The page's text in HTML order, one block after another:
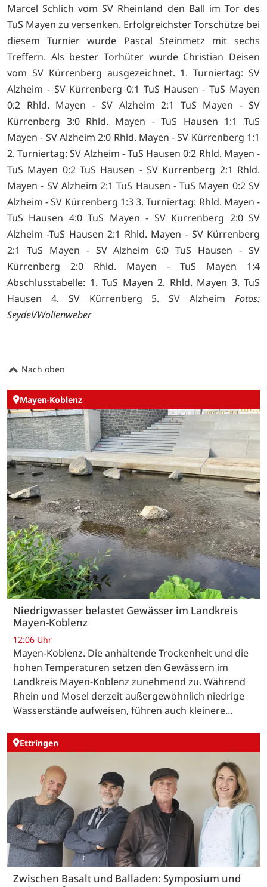
Marcel Schlich vom SV Rheinland den Ball im Tor des
TuS Mayen zu versenken. Erfolgreichster Torschütze bei
diesem Turnier wurde Pascal Steinmetz mit sechs
Treffern. Als bester Torhüter wurde Christian Deisen
vom SV Kürrenberg ausgezeichnet. 1. Turniertag: SV
Alzheim - SV Kürrenberg 0:1 TuS Hausen - TuS Mayen
0:2 Rhld. Mayen - SV Alzheim 2:1 TuS Mayen - SV
Kürrenberg 3:0 Rhld. Mayen - TuS Hausen 1:1 TuS
Mayen - SV Alzheim 2:0 Rhld. Mayen - SV Kürrenberg 1:1
2. Turniertag: SV Alzheim - TuS Hausen 0:2 Rhld. Mayen -
TuS Mayen 0:2 TuS Hausen - SV Kürrenberg 2:1 Rhld.
Mayen - SV Alzheim 2:1 TuS Hausen - TuS Mayen 0:2 SV
Alzheim - SV Kürrenberg 1:3 3. Turniertag: Rhld. Mayen -
TuS Hausen 4:0 TuS Mayen - SV Kürrenberg 2:0 SV
Alzheim -TuS Hausen 2:1 Rhld. Mayen - SV Kürrenberg
2:1 TuS Mayen - SV Alzheim 6:0 TuS Hausen - SV
Kürrenberg 2:0 Rhld. Mayen - TuS Mayen 1:4
Abschlusstabelle: 1. TuS Mayen 2. Rhld. Mayen 3. TuS
Hausen 4. SV Kürrenberg 5. SV Alzheim Fotos:
Seydel/Wollenweber
Nach oben
Mayen-Koblenz
Niedrigwasser belastet Gewässer im Landkreis
Mayen-Koblenz
12:06 Uhr
Mayen-Koblenz. Die anhaltende Trockenheit und die
hohen Temperaturen setzen den Gewässern im
Landkreis Mayen-Koblenz zunehmend zu. Während
Rhein und Mosel derzeit außergewöhnlich niedrige
Wasserstände aufweisen, führen auch kleinere…
Ettringen
Zwischen Basalt und Balladen: Symposium und